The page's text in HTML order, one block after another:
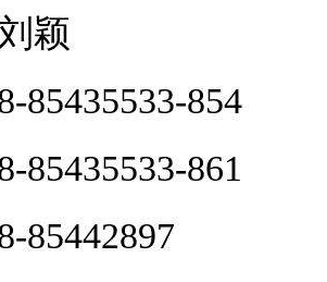
颖
85435533-854
85435533-861
85442897